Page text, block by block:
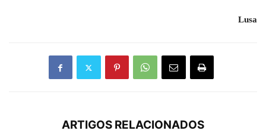
Lusa
ARTIGOS RELACIONADOS